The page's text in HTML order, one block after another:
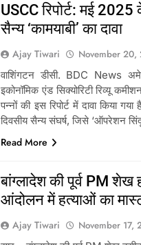
USCC रिपोर्ट: मई
सैन्य ‘कामयाबी’ का दावा
Ajay Tiwari November 20,
वाशिंगटन डीसी. BDC News
इकोनॉमिक एंड सिक्योरिटी रिव्यू
पन्नों की इस रिपोर्ट में दावा किया
दिवसीय सैन्य संघर्ष, जिसे ‘ऑपरेशन
Read More
बांग्लादेश की पूर्व PM
आंदोलन में हत्याओं का
Ajay Tiwari November 17,